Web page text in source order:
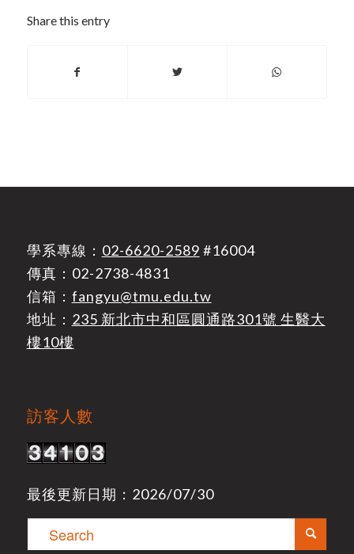
Share this entry
學系專線： 02-6620-2589 #16004
傳真：02-2738-4831
信箱： fangyu@tmu.edu.tw
地址： 235 新北市中和區圓通路301號 生醫大
樓10樓
訪客人數
最後更新日期：2026/07/30